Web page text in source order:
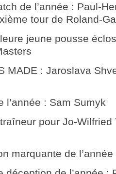
de l’année : Paul-
tour de Roland-
jeune pousse
MADE : Jaroslava
l’année : Sam Sumyk
pour Jo-Wilfried
marquante de